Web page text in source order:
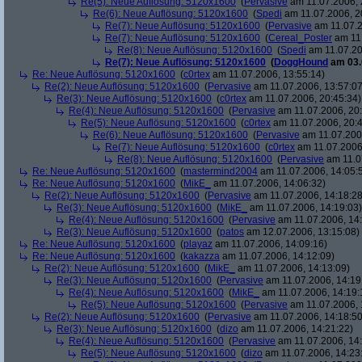
Re(6): Neue Auflösung: 5120x1600 (Spedi am 11.07.2006,
Re(7): Neue Auflösung: 5120x1600 (Pervasive am
Re(7): Neue Auflösung: 5120x1600 (Cereal_Poster am
Re(8): Neue Auflösung: 5120x1600 (Spedi am
Re(7): Neue Auflösung: 5120x1600 (DoggHound am
Re: Neue Auflösung: 5120x1600 (c0rtex am 11.07.2006, 13:55:14)
Re(2): Neue Auflösung: 5120x1600 (Pervasive am 11.07.2006,
Re(3): Neue Auflösung: 5120x1600 (c0rtex am 11.07.2006, 20:45:34)
Re(4): Neue Auflösung: 5120x1600 (Pervasive am 11.07.2006,
Re(5): Neue Auflösung: 5120x1600 (c0rtex am 11.07.2006,
Re(6): Neue Auflösung: 5120x1600 (Pervasive am
Re(7): Neue Auflösung: 5120x1600 (c0rtex am
Re(8): Neue Auflösung: 5120x1600 (Pervasive am
Re: Neue Auflösung: 5120x1600 (mastermind2004 am 11.07.2006,
Re: Neue Auflösung: 5120x1600 (MikE_
am 11.07.2006, 14:06:32)
Re(2): Neue Auflösung: 5120x1600 (Pervasive am 11.07.2006,
Re(3): Neue Auflösung: 5120x1600 (MikE_
am 11.07.2006, 14:19:03)
Re(4): Neue Auflösung: 5120x1600 (Pervasive am 11.07.2006,
Re(3): Neue Auflösung: 5120x1600 (patos am 12.07.2006, 13:15:08)
Re: Neue Auflösung: 5120x1600 (playaz am 11.07.2006, 14:09:16)
Re: Neue Auflösung: 5120x1600 (kakazza am 11.07.2006, 14:12:09)
Re(2): Neue Auflösung: 5120x1600 (MikE_
am 11.07.2006, 14:13:09)
Re(3): Neue Auflösung: 5120x1600 (Pervasive am 11.07.2006,
Re(4): Neue Auflösung: 5120x1600 (MikE_
am 11.07.2006,
Re(5): Neue Auflösung: 5120x1600 (Pervasive am 11.07.2006,
Re(2): Neue Auflösung: 5120x1600 (Pervasive am 11.07.2006,
Re(3): Neue Auflösung: 5120x1600 (dizo am 11.07.2006, 14:21:22)
Re(4): Neue Auflösung: 5120x1600 (Pervasive am 11.07.2006,
Re(5): Neue Auflösung: 5120x1600 (dizo am 11.07.2006,